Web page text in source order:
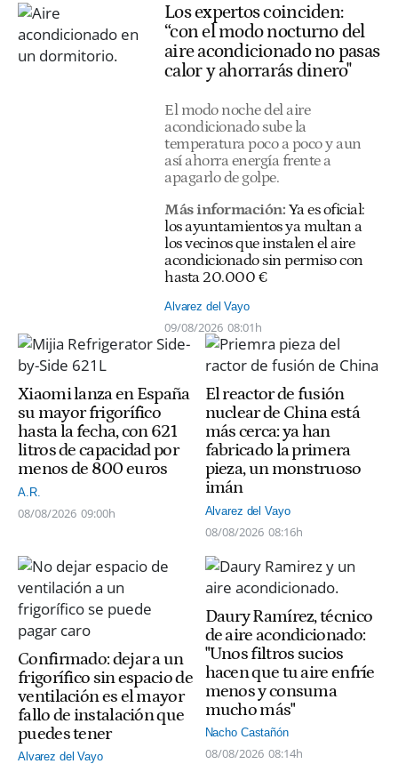
Los expertos coinciden:
“con el modo nocturno del
aire acondicionado no pasas
calor y ahorrarás dinero"
El modo noche del aire
acondicionado sube la
temperatura poco a poco y aun
así ahorra energía frente a
apagarlo de golpe.
Más información: Ya es oficial:
los ayuntamientos ya multan a
los vecinos que instalen el aire
acondicionado sin permiso con
hasta 20.000 €
Alvarez del Vayo
09/08/2026 08:01h
Xiaomi lanza en España
su mayor frigorífico
hasta la fecha, con 621
litros de capacidad por
menos de 800 euros
A.R.
08/08/2026 09:00h
El reactor de fusión
nuclear de China está
más cerca: ya han
fabricado la primera
pieza, un monstruoso
imán
Alvarez del Vayo
08/08/2026 08:16h
Confirmado: dejar a un
frigorífico sin espacio de
ventilación es el mayor
fallo de instalación que
puedes tener
Alvarez del Vayo
Daury Ramírez, técnico
de aire acondicionado:
"Unos filtros sucios
hacen que tu aire enfríe
menos y consuma
mucho más"
Nacho Castañón
08/08/2026 08:14h